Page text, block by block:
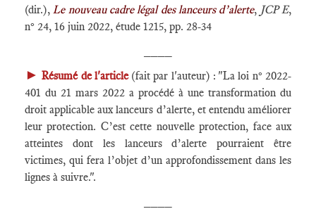
(dir.),Le nouveau cadre légal des lanceurs d’alerte, JCP E,
n° 24, 16 juin 2022, étude 1215, pp. 28-34
►Résumé de l'article(fait par l'auteur) : "La loi n° 2022-
401 du 21 mars 2022 a procédé à une transformation du
droit applicable aux lanceurs d’alerte, et entendu améliorer
leur protection. C’est cette nouvelle protection, face aux
atteintes dont les lanceurs d’alerte pourraient être
victimes, qui fera l’objet d’un approfondissement dans les
lignes à suivre.".